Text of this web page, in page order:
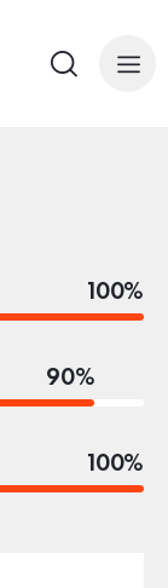
100%
90%
100%